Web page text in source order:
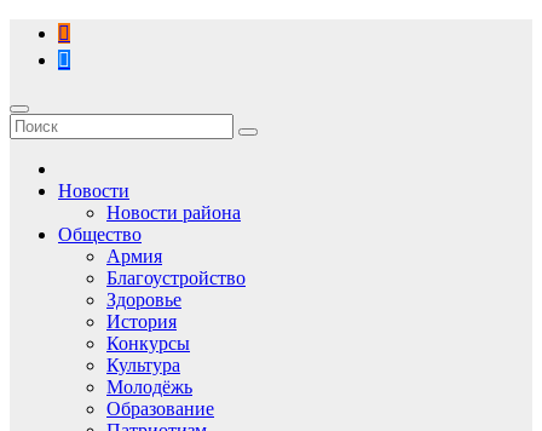
Перейти
содержимому
Новости
Новости района
Общество
Армия
Благоустройство
Здоровье
История
Конкурсы
Культура
Молодёжь
Образование